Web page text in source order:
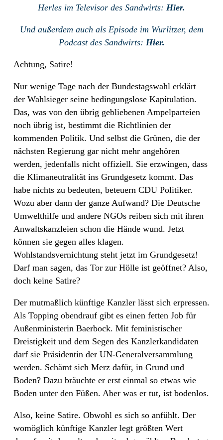
Herles im Televisor des Sandwirts: Hier.
Und außerdem auch als Episode im Wurlitzer, dem
Podcast des Sandwirts: Hier.
Achtung, Satire!
Nur wenige Tage nach der Bundestagswahl erklärt
der Wahlsieger seine bedingungslose Kapitulation.
Das, was von den übrig gebliebenen Ampelparteien
noch übrig ist, bestimmt die Richtlinien der
kommenden Politik. Und selbst die Grünen, die der
nächsten Regierung gar nicht mehr angehören
werden, jedenfalls nicht offiziell. Sie erzwingen, dass
die Klimaneutralität ins Grundgesetz kommt. Das
habe nichts zu bedeuten, beteuern CDU Politiker.
Wozu aber dann der ganze Aufwand? Die Deutsche
Umwelthilfe und andere NGOs reiben sich mit ihren
Anwaltskanzleien schon die Hände wund. Jetzt
können sie gegen alles klagen.
Wohlstandsvernichtung steht jetzt im Grundgesetz!
Darf man sagen, das Tor zur Hölle ist geöffnet? Also,
doch keine Satire?
Der mutmaßlich künftige Kanzler lässt sich erpressen.
Als Topping obendrauf gibt es einen fetten Job für
Außenministerin Baerbock. Mit feministischer
Dreistigkeit und dem Segen des Kanzlerkandidaten
darf sie Präsidentin der UN-Generalversammlung
werden. Schämt sich Merz dafür, in Grund und
Boden? Dazu bräuchte er erst einmal so etwas wie
Boden unter den Füßen. Aber was er tut, ist bodenlos.
Also, keine Satire. Obwohl es sich so anfühlt. Der
womöglich künftige Kanzler legt größten Wert